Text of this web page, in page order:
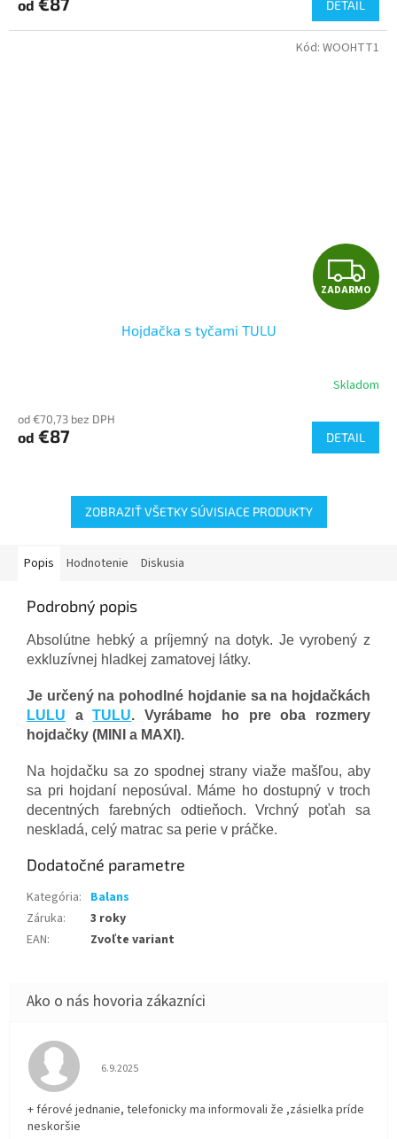
od DETAIL
Z
A
A
R
M
ZADARMO
Hojdačka s tyčami TULU
Skladom
od €70,73 bez DPH
od €87 DETAIL
Kód: WOOHTT1
ZOBRAZIŤ VŠETKY SÚVISIACE PRODUKTY
Popis Hodnotenie Diskusia
Podrobný popis
Absolútne hebký a príjemný na dotyk. Je vyrobený z
exkluzívnej hladkej zamatovej látky.
Je určený na pohodlné hojdanie sa na hojdačkách
LULU aTULU. Vyrábame ho pre oba rozmery
hojdačky (MINI a MAXI).
Na hojdačku sa zo spodnej strany viaže mašľou, aby
sa pri hojdaní neposúval. Máme ho dostupný v troch
decentných farebných odtieňoch. Vrchný poťah sa
neskladá, celý matrac sa perie v práčke.
Dodatočné parametre
Kategória: Balans
Záruka:
3 roky
EAN: Zvoľte variant
Hodnotenie obchodu je 5 z 5 hviezdičiek.
6.9.2025
+ férové jednanie, telefonicky ma informovali že ,zásielka príde
neskoršie